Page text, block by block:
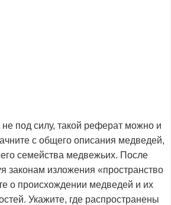
не под силу, такой реферат можно и
с общего описания медведей,
семейства медвежьих. После
законам изложения «пространство
о происхождении медведей и их
Укажите, где распространены